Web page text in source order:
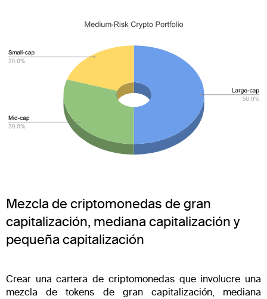
Mezcla de criptomonedas de gran
capitalización, mediana capitalización y
pequeña capitalización
Crear una cartera de criptomonedas que involucre una
mezcla de tokens de gran capitalización, mediana